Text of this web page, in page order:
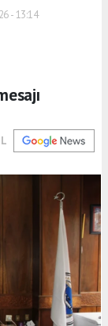
- 13:14